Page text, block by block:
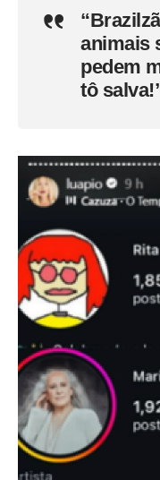
animais
pedem
tô